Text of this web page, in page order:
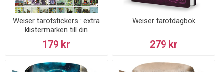
Weiser tarotstickers : extra
klistermärken till din
tarotdagbok
179 kr
Weiser tarotdagbok
279 kr